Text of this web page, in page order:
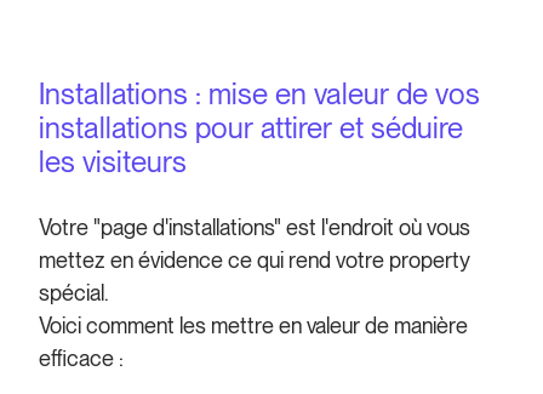
Installations : mise en valeur de vos
installations pour attirer et séduire
les visiteurs
Votre "page d'installations" est l'endroit où vous
mettez en évidence ce qui rend votre property
spécial.
Voici comment les mettre en valeur de manière
efficace :